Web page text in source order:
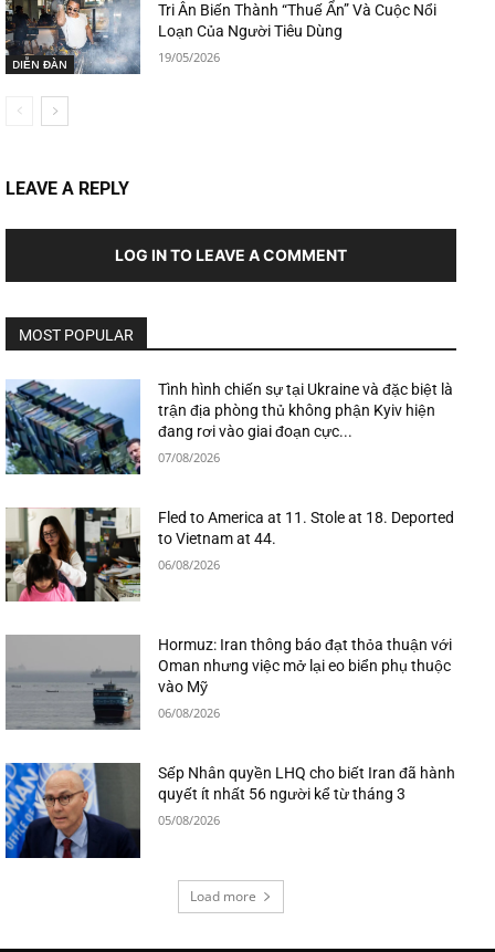
DIỄN ĐÀN
Tri Ân Biến Thành “Thuế Ẩn” Và Cuộc Nổi
Loạn Của Người Tiêu Dùng
19/05/2026
LEAVE A REPLY
LOG IN TO LEAVE A COMMENT
MOST POPULAR
Tình hình chiến sự tại Ukraine và đặc biệt là
trận địa phòng thủ không phận Kyiv hiện
đang rơi vào giai đoạn cực...
07/08/2026
Fled to America at 11. Stole at 18. Deported
to Vietnam at 44.
06/08/2026
Hormuz: Iran thông báo đạt thỏa thuận với
Oman nhưng việc mở lại eo biển phụ thuộc
vào Mỹ
06/08/2026
Sếp Nhân quyền LHQ cho biết Iran đã hành
quyết ít nhất 56 người kể từ tháng 3
05/08/2026
Load more